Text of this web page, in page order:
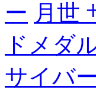
ー 月世
ドメダ
サイバ